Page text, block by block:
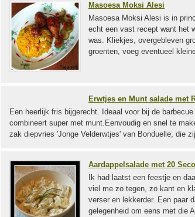
Masoesa Moksi Alesi
Masoesa Moksi Alesi is in
echt een vast recept want het
was. Kliekjes, overgebleven
groenten, voeg eventueel
Erwtjes en Munt salade met
Een heerlijk fris bijgerecht. Ideaal voor bij de
combineert super met munt.Eenvoudig en snel te
zak diepvries 'Jonge Velderwtjes' van Bonduelle, die
Aardappelsalade met 20
Ik had laatst een feestje en
viel me zo tegen, zo kant en
verser en lekkerder. Een paar
gelegenheid om eens met die